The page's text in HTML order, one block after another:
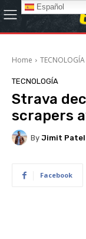
Home TECNOLOGÍA
TECNOLOGÍA
Strava
scrapers
By Jimit Patel
Facebook
Español